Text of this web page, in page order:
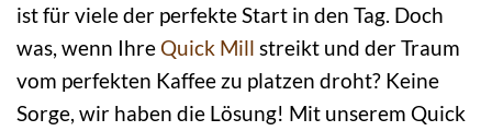
ist für viele der perfekte Start in den Tag. Doch
was, wenn Ihre Quick Mill streikt und der Traum
vom perfekten Kaffee zu platzen droht? Keine
Sorge, wir haben die Lösung! Mit unserem Quick